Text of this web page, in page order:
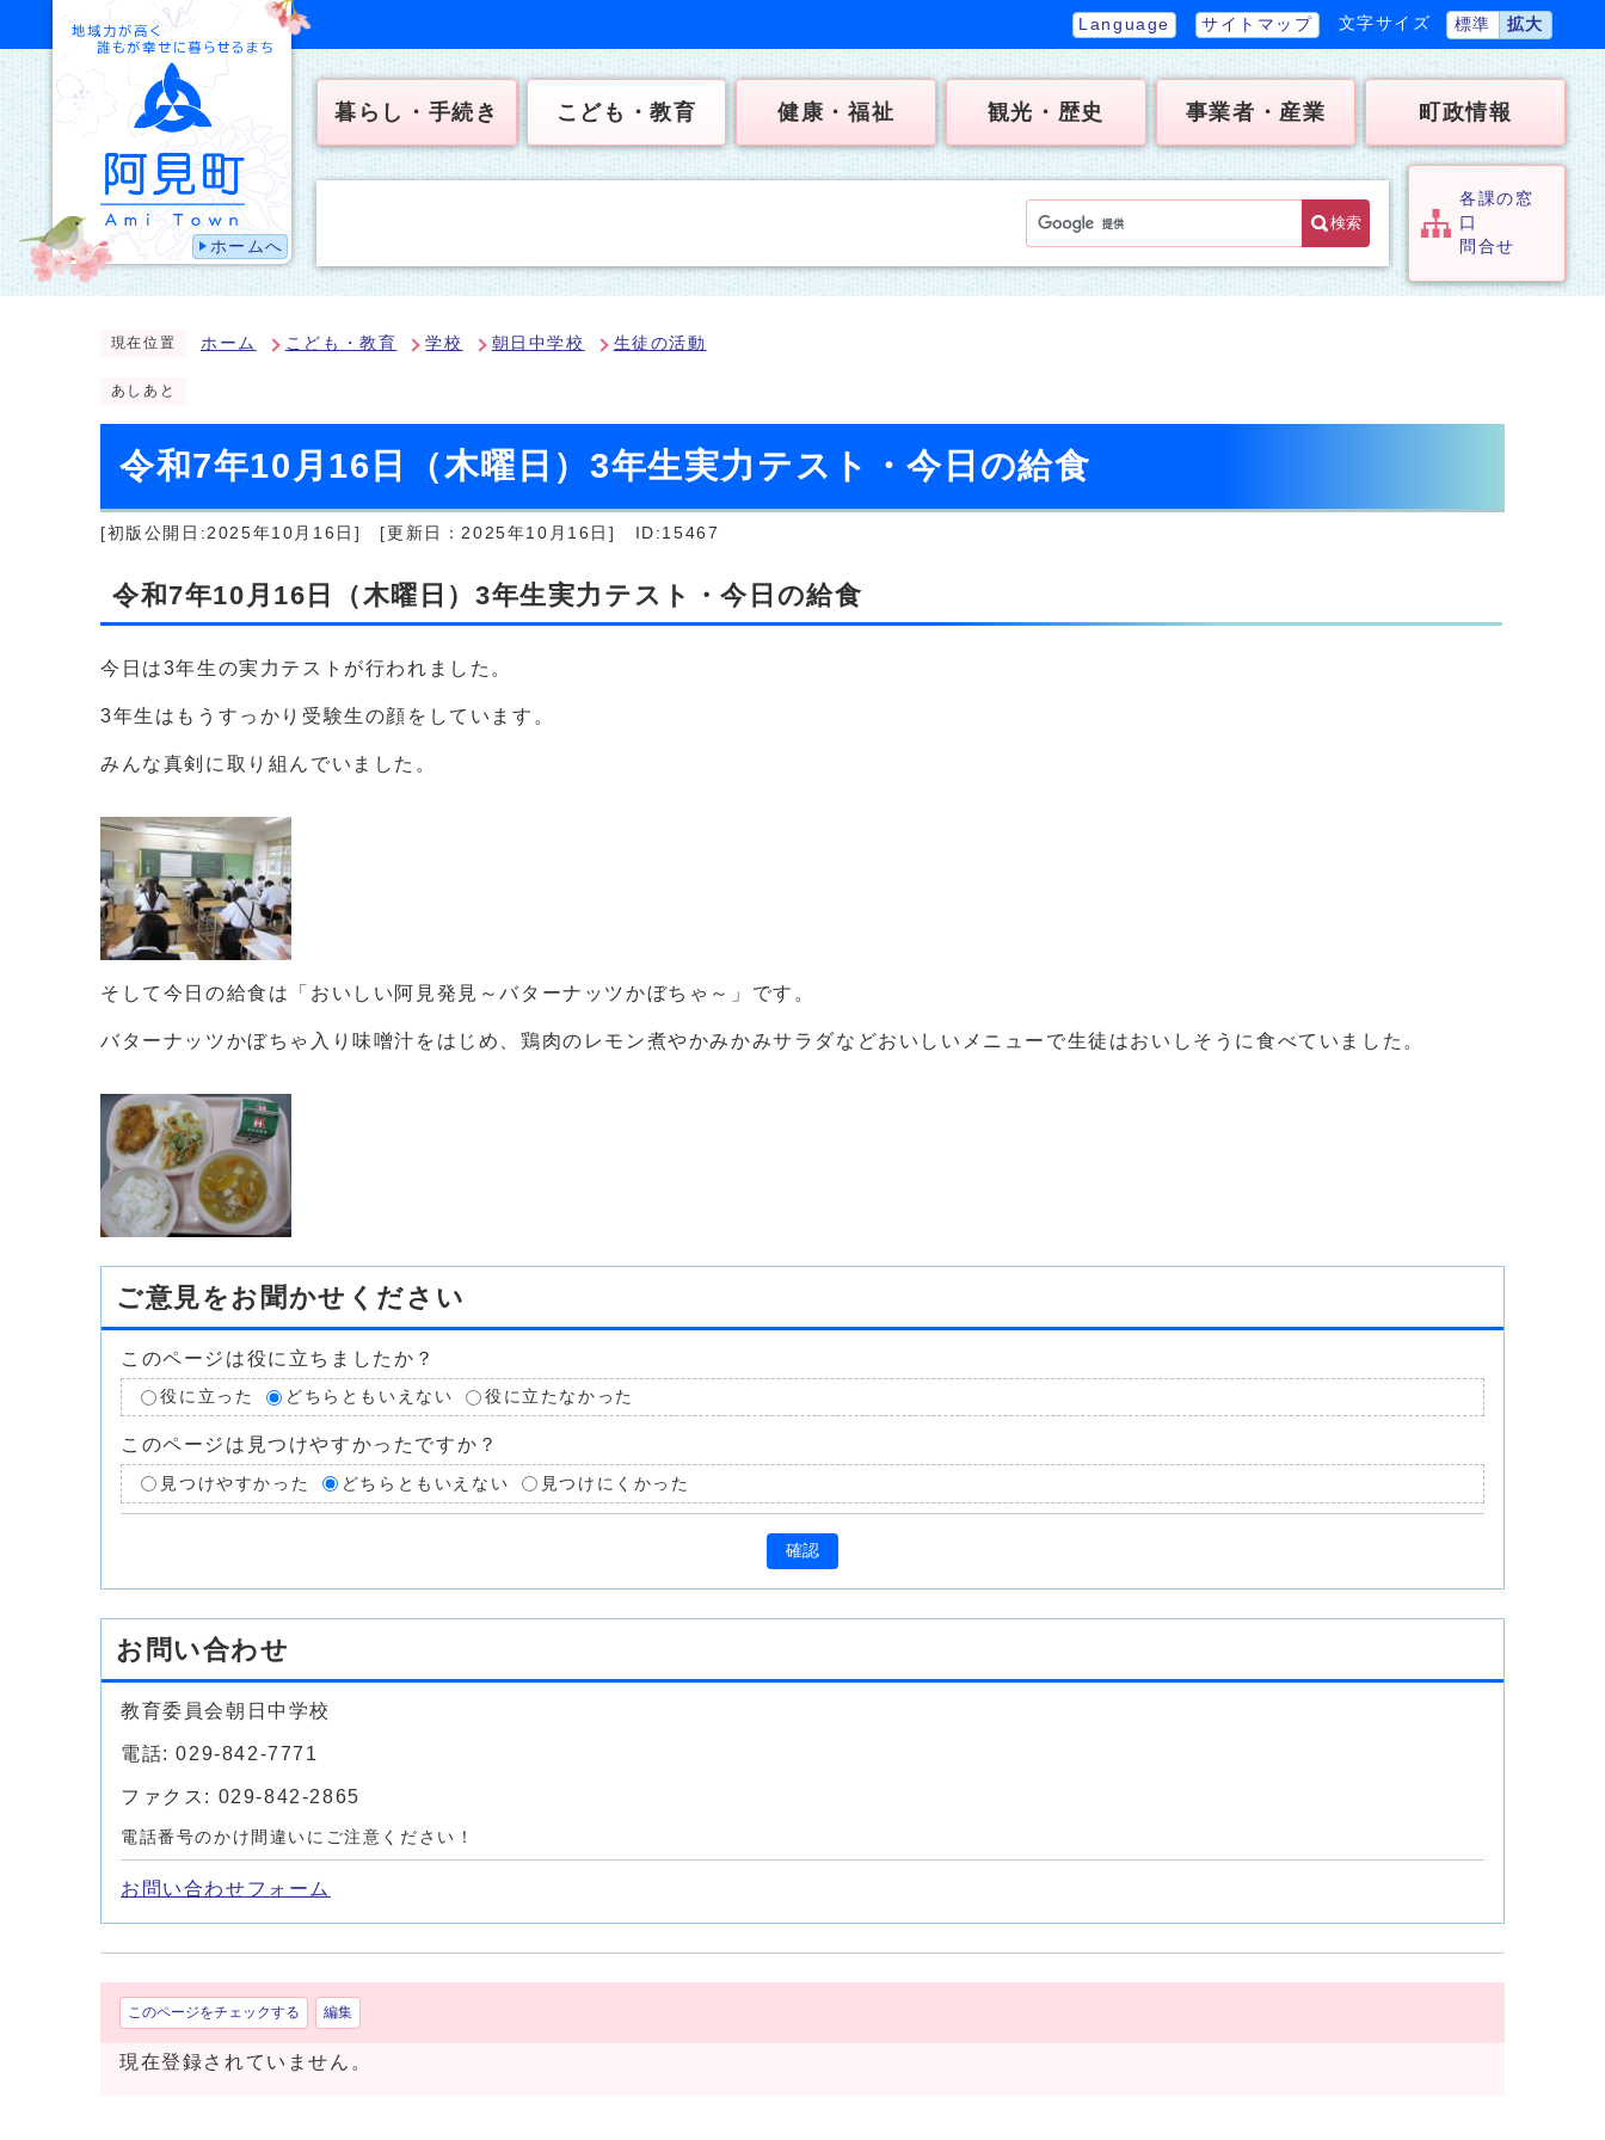
ホームへ
Language サイトマップ 文字サイズ 標準 拡大
暮らし・手続き こども・教育 健康・福祉 観光・歴史 事業者・産業 町政情報
検索
各課の窓
口
問合せ
現在位置 ホーム こども・教育 学校 朝日中学校 生徒の活動
あしあと
令和7年10月16日（木曜日）3年生実力テスト・今日の給食
[初版公開日:2025年10月16日] [更新日：2025年10月16日] ID:15467
令和7年10月16日（木曜日）3年生実力テスト・今日の給食
今日は3年生の実力テストが行われました。
3年生はもうすっかり受験生の顔をしています。
みんな真剣に取り組んでいました。
そして今日の給食は「おいしい阿見発見～バターナッツかぼちゃ～」です。
バターナッツかぼちゃ入り味噌汁をはじめ、鶏肉のレモン煮やかみかみサラダなどおいしいメニューで生徒はおいしそうに食べていました。
ご意見をお聞かせください
このページは役に立ちましたか？
役に立った どちらともいえない 役に立たなかった
このページは見つけやすかったですか？
見つけやすかった どちらともいえない 見つけにくかった
確認
お問い合わせ
教育委員会朝日中学校
電話: 029-842-7771
ファクス: 029-842-2865
電話番号のかけ間違いにご注意ください！
お問い合わせフォーム
このページをチェックする 編集
現在登録されていません。